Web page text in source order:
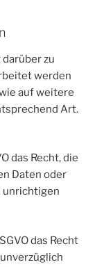
zu
werden
auf weitere
Art.
das Recht, die
Daten oder
unrichtigen
das Recht